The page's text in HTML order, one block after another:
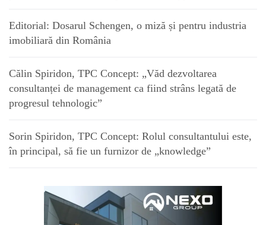
Editorial: Dosarul Schengen, o miză și pentru industria
imobiliară din România
Călin Spiridon, TPC Concept: „Văd dezvoltarea
consultanței de management ca fiind strâns legată de
progresul tehnologic”
Sorin Spiridon, TPC Concept: Rolul consultantului este,
în principal, să fie un furnizor de „knowledge”